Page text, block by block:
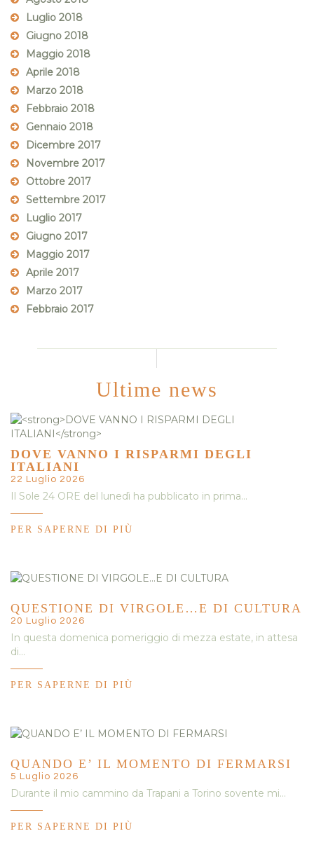
Luglio 2018
Giugno 2018
Maggio 2018
Aprile 2018
Marzo 2018
Febbraio 2018
Gennaio 2018
Dicembre 2017
Novembre 2017
Ottobre 2017
Settembre 2017
Luglio 2017
Giugno 2017
Maggio 2017
Aprile 2017
Marzo 2017
Febbraio 2017
Ultime news
DOVE VANNO I RISPARMI DEGLI
ITALIANI
22 Luglio 2026
Il Sole 24 ORE del lunedì ha pubblicato in prima…
PER SAPERNE DI PIÙ
QUESTIONE DI VIRGOLE…E DI CULTURA
20 Luglio 2026
In questa domenica pomeriggio di mezza estate, in attesa
di…
PER SAPERNE DI PIÙ
QUANDO E’ IL MOMENTO DI FERMARSI
5 Luglio 2026
Durante il mio cammino da Trapani a Torino sovente mi…
PER SAPERNE DI PIÙ